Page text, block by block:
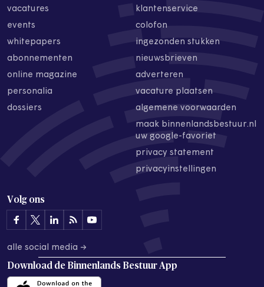
vacatures
events
whitepapers
abonnementen
online magazine
personalia
dossiers
klantenservice
colofon
ingezonden stukken
nieuwsbrieven
adverteren
vacature plaatsen
algemene voorwaarden
maak binnenlandsbestuur.nl
uw google-favoriet
privacy statement
privacyinstellingen
Volg ons
alle social media →
Download de Binnenlands Bestuur App